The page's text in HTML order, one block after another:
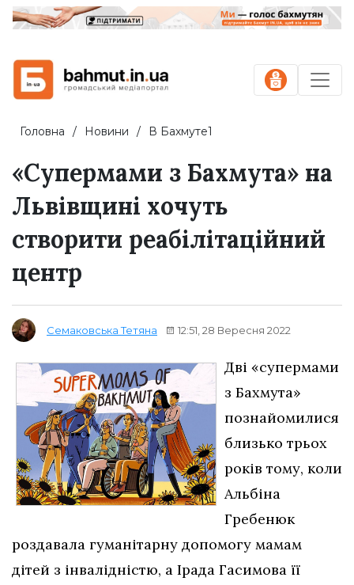
Головна Новини В Бахмуте1
«Супермами з Бахмута» на
Львівщині хочуть
створити реабілітаційний
центр
Семаковська Тетяна 12:51, 28 Вересня 2022
Дві «супермами
з Бахмута»
познайомилися
близько трьох
років тому, коли
Альбіна
Гребенюк
роздавала гуманітарну допомогу мамам
дітей з інвалідністю, а Ірада Гасимова її